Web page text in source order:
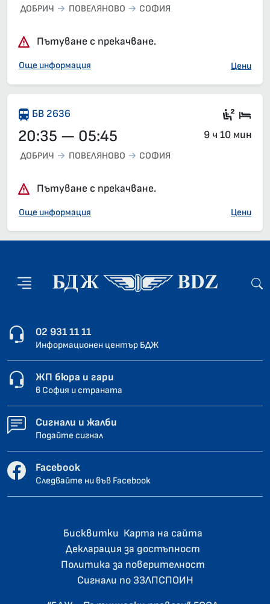
ДОБРИЧ ПОВЕЛЯНОВО СОФИЯ
Пътуване с прекачване.
Още информация Цени
БВ 2636
20:35 — 05:45 9 ч 10 мин
ДОБРИЧ ПОВЕЛЯНОВО СОФИЯ
Пътуване с прекачване.
Още информация Цени
02 931 11 11
Информационен център БДЖ
ЖП бюра и гари
в София и страната
Сигнали и жалби
Подайте сигнал
Facebook
Следвайте ни във Facebook
Бисквитки Карта на сайта
Декларация за достъпност
Политика за поверителност
Сигнали по ЗЗЛПСПОИН